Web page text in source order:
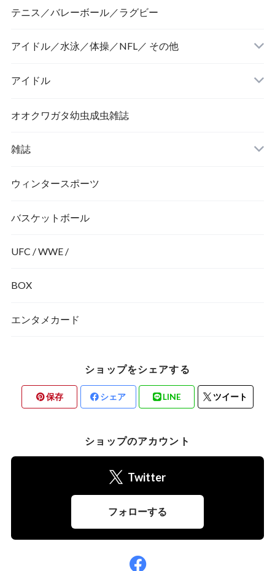
テニス／バレーボール／ラグビー
アイドル／水泳／体操／NFL／ その他
アイドル
オオクワガタ幼虫成虫雑誌
雑誌
ウィンタースポーツ
バスケットボール
UFC / WWE /
BOX
エンタメカード
ショップをシェアする
保存 シェア LINE ツイート
ショップのアカウント
Twitter
フォローする